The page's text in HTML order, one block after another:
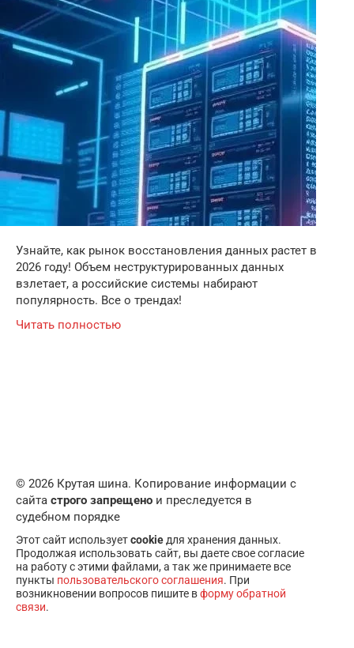
Узнайте, как рынок восстановления данных растет в
2026 году! Объем неструктурированных данных
взлетает, а российские системы набирают
популярность. Все о трендах!
Читать полностью
© 2026 Крутая шина. Копирование информации с
сайта строго запрещено и преследуется в
судебном порядке
Этот сайт используетcookie для хранения данных.
Продолжая использовать сайт, вы даете свое согласие
на работу с этими файлами, а так же принимаете все
пункты пользовательского соглашения. При
возникновении вопросов пишите вформу обратной
связи.